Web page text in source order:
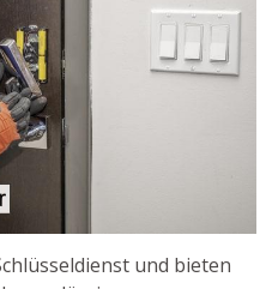
und bieten